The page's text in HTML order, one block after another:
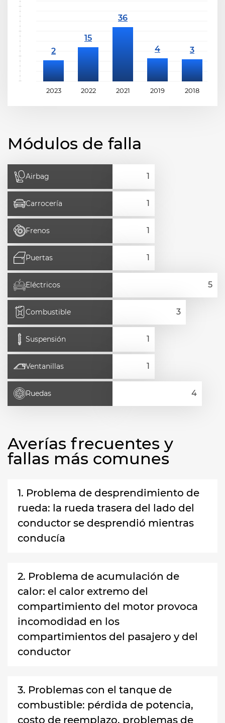
2023 2022 2021 2019 2018
Módulos de falla
Airbag
Carrocería
Frenos
Puertas
Eléctricos
Combustible
Suspensión
Ventanillas
Ruedas
Averías frecuentes y
fallas más comunes
1. Problema de desprendimiento de
rueda: la rueda trasera del lado del
conductor se desprendió mientras
conducía
2. Problema de acumulación de
calor: el calor extremo del
compartimiento del motor provoca
incomodidad en los
compartimientos del pasajero y del
conductor
3. Problemas con el tanque de
combustible: pérdida de potencia,
costo de reemplazo, problemas de